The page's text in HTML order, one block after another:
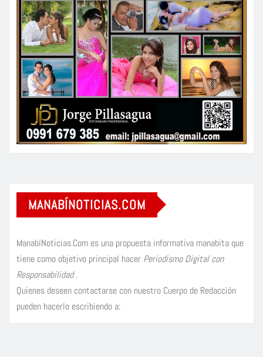
MANABÍNOTICIAS.COM
ManabíNoticias.Com es una propuesta informativa manabita que
tiene como objetivo principal hacer Periodismo Digital con
Responsabilidad.
Quienes deseen contactarse con nuestro Cuerpo de Redacción
pueden hacerlo escribiendo a: